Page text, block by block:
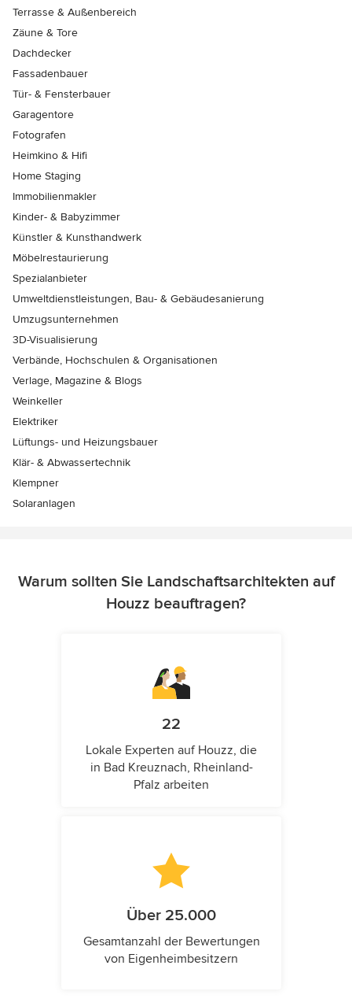
Terrasse & Außenbereich
Zäune & Tore
Dachdecker
Fassadenbauer
Tür- & Fensterbauer
Garagentore
Fotografen
Heimkino & Hifi
Home Staging
Immobilienmakler
Kinder- & Babyzimmer
Künstler & Kunsthandwerk
Möbelrestaurierung
Spezialanbieter
Umweltdienstleistungen, Bau- & Gebäudesanierung
Umzugsunternehmen
3D-Visualisierung
Verbände, Hochschulen & Organisationen
Verlage, Magazine & Blogs
Weinkeller
Elektriker
Lüftungs- und Heizungsbauer
Klär- & Abwassertechnik
Klempner
Solaranlagen
Warum sollten Sie Landschaftsarchitekten auf
Houzz beauftragen?
22
Lokale Experten auf Houzz, die
in Bad Kreuznach, Rheinland-
Pfalz arbeiten
Über 25.000
Gesamtanzahl der Bewertungen
von Eigenheimbesitzern